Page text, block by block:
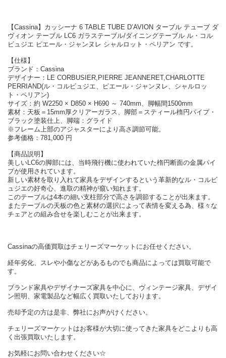
【Cassina】カッシーナ 6 TABLE TUBE D’AVION ターブル テューブ ダ
ヴィオン テーブル LC6 ガラステーブル/ダイニングテーブル ル・コル
ビュジエ ピエール・ジャンヌレ シャルロット・ペリアン です。
【仕様】
ブランド：Cassina
デザイナー：LE CORBUSIER,PIERRE JEANNERET,CHARLOTTE
PERRIAND(ル・コルビュジエ、ピエール・ジャンヌレ、シャルロッ
ト・ペリアン)
サイズ：約 W2250 × D850 × H690 ～ 740mm、脚幅間1500mm
素材：天板＝15mm厚クリアーガラス、脚部＝スティール楕円パイプ・
ブラック塗装仕上、脚端：グライド
※フレーム上部のアジャスターにより高さ調節可能。
参考価格：781,000 円
【商品説明】
美しいLC6の脚部には、当時飛行機に使われていた楕円断面の金属パイ
プが使用されています。
新しい素材を取り入れて家具をデザインするという革新的なル・コルビ
ュジエの好奇心、進取の精神が窺い知れます。
このテーブルは4本の細い支柱部分で高さを調節することが出来ます。
またテーブルの天板の色と素材の選択によって表情を変える為、様々な
チェアとの組み合せを楽しむことが出来ます。
Cassinaの高価買取はチェリーズマーケットにお任せください。
経年劣化、スレや小傷などがあるものでも商品によっては買取可能で
す。
ブランド家具やデザイナーズ家具を中心に、ヴィンテージ家具、デザイ
ン照明、家電製品など幅広く買取いたしております。
売却予定の方は是非、弊社にお声がけください。
チェリーズマーケットはお客様が大切に使ってきた家具をどこよりも高
く出張買取いたします。
お気軽にお問い合わせください☆